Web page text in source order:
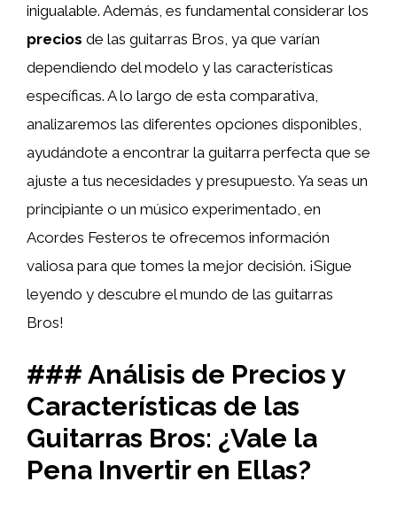
inigualable. Además, es fundamental considerar los
precios de las guitarras Bros, ya que varían
dependiendo del modelo y las características
específicas. A lo largo de esta comparativa,
analizaremos las diferentes opciones disponibles,
ayudándote a encontrar la guitarra perfecta que se
ajuste a tus necesidades y presupuesto. Ya seas un
principiante o un músico experimentado, en
Acordes Festeros te ofrecemos información
valiosa para que tomes la mejor decisión. ¡Sigue
leyendo y descubre el mundo de las guitarras
Bros!
### Análisis de Precios y
Características de las
Guitarras Bros: ¿Vale la
Pena Invertir en Ellas?